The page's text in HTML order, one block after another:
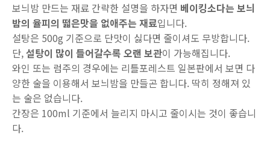
보늬밤 만드는 재료 간략한 설명을 하자면 베이킹소다는 보늬
밤의 율피의 떫은맛을 없애주는 재료입니다.
설탕은 500g 기준으로 단맛이 싫다면 줄이셔도 무방합니다.
단,설탕이 많이 들어갈수록 오랜 보관이 가능해집니다.
와인 또는 럼주의 경우에는 리틀포레스트 일본판에서 보면 다
양한 술을 이용해서 보늬밤을 만들곤 합니다. 딱히 정해져 있
는 술은 없습니다.
간장은 100ml 기준에서 늘리지 마시고 줄이시는 것이 좋습니
다.